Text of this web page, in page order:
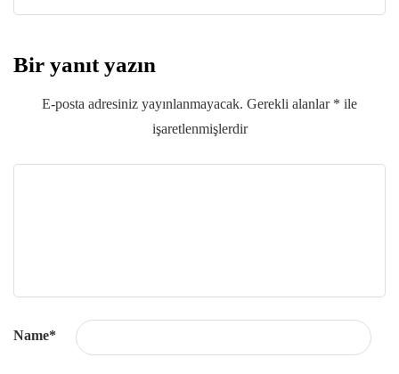
Bir yanıt yazın
E-posta adresiniz yayınlanmayacak. Gerekli alanlar * ile
işaretlenmişlerdir
Name*